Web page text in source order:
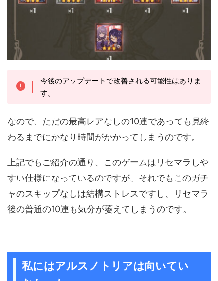
今後のアップデートで改善される可能性はありま
す。
なので、ただの最高レアなしの10連であっても見終
わるまでにかなり時間がかかってしまうのです。
上記でもご紹介の通り、このゲームはリセマラしや
すい仕様になっているのですが、それでもこのガチ
ャのスキップなしは結構ストレスですし、リセマラ
後の普通の10連も気分が萎えてしまうのです。
私にはアルスノトリアは向いてい